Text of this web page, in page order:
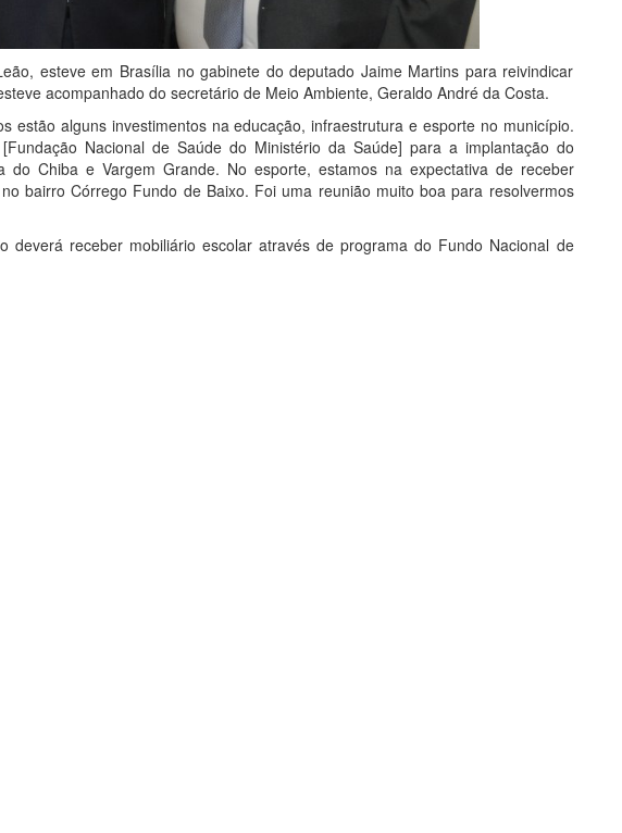
esteve em Brasília no gabinete do deputado Jaime Martins para reivindicar
acompanhado do secretário de Meio Ambiente, Geraldo André da Costa.
estão alguns investimentos na educação, infraestrutura e esporte no município.
Nacional de Saúde do Ministério da Saúde] para a implantação do
Chiba e Vargem Grande. No esporte, estamos na expectativa de receber
bairro Córrego Fundo de Baixo. Foi uma reunião muito boa para resolvermos
receber mobiliário escolar através de programa do Fundo Nacional de